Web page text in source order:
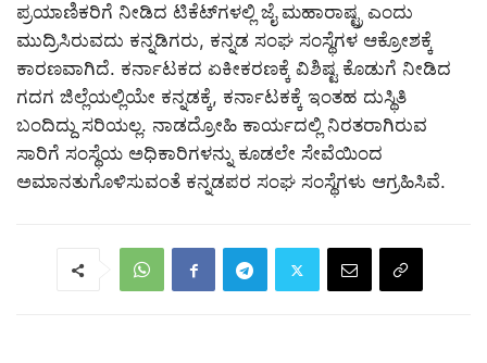
ಪ್ರಯಾಣಿಕರಿಗೆ ನೀಡಿದ ಟಿಕೆಟ್‌ಗಳಲ್ಲಿ ಜೈ ಮಹಾರಾಷ್ಟ್ರ ಎಂದು
ಮುದ್ರಿಸಿರುವದು ಕನ್ನಡಿಗರು, ಕನ್ನಡ ಸಂಘ ಸಂಸ್ಥೆಗಳ ಆಕ್ರೋಶಕ್ಕೆ
ಕಾರಣವಾಗಿದೆ. ಕರ್ನಾಟಕದ ಏಕೀಕರಣಕ್ಕೆ ವಿಶಿಷ್ಟ ಕೊಡುಗೆ ನೀಡಿದ
ಗದಗ ಜಿಲ್ಲೆಯಲ್ಲಿಯೇ ಕನ್ನಡಕ್ಕೆ, ಕರ್ನಾಟಕಕ್ಕೆ ಇಂತಹ ದುಸ್ಥಿತಿ
ಬಂದಿದ್ದು ಸರಿಯಲ್ಲ. ನಾಡದ್ರೋಹಿ ಕಾರ್ಯದಲ್ಲಿ ನಿರತರಾಗಿರುವ
ಸಾರಿಗೆ ಸಂಸ್ಥೆಯ ಅಧಿಕಾರಿಗಳನ್ನು ಕೂಡಲೇ ಸೇವೆಯಿಂದ
ಅಮಾನತುಗೊಳಿಸುವಂತೆ ಕನ್ನಡಪರ ಸಂಘ ಸಂಸ್ಥೆಗಳು ಆಗ್ರಹಿಸಿವೆ.